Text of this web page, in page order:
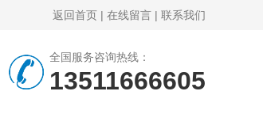
返回首页 | 在线留言 | 联系我们
全国服务咨询热线：
13511666605